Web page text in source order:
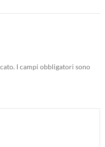
I campi obbligatori sono